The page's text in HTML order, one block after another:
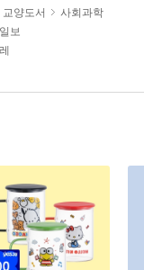
양도서
사회과학
보